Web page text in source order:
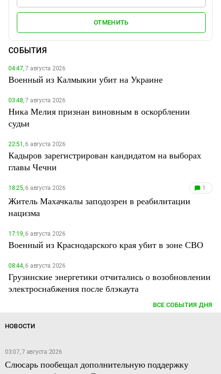
ОТМЕНИТЬ
СОБЫТИЯ
04:47,7 августа 2026
Военный из Калмыкии убит на Украине
03:48,7 августа 2026
Ника Мелия признан виновным в оскорблении
судьи
22:51,6 августа 2026
Кадыров зарегистрирован кандидатом на выборах
главы Чечни
18:25,6 августа 2026 1
Житель Махачкалы заподозрен в реабилитации
нацизма
17:19,6 августа 2026
Военный из Краснодарского края убит в зоне СВО
08:44,6 августа 2026
Грузинские энергетики отчитались о возобновлении
электроснабжения после блэкаута
ВСЕ СОБЫТИЯ ДНЯ
НОВОСТИ
03:07, 7 августа 2026
Слюсарь пообещал дополнительную поддержку